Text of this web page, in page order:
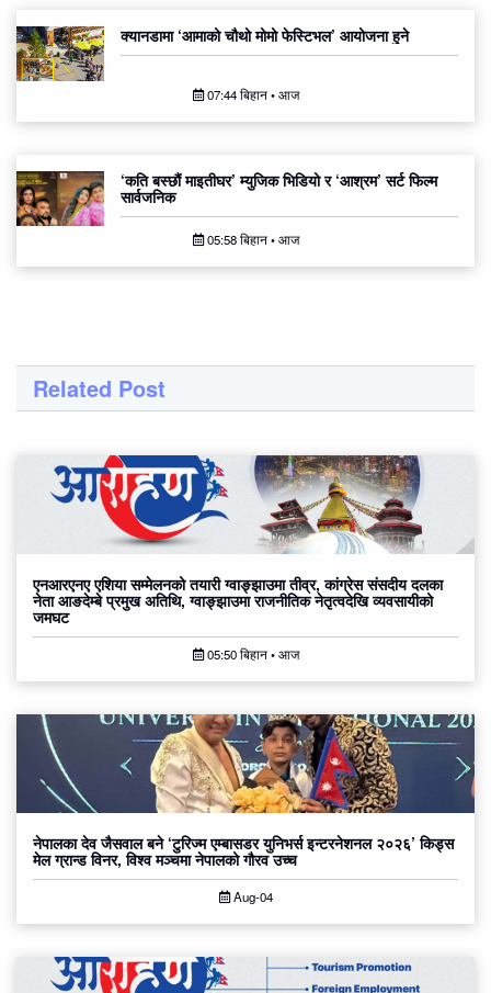
क्यानडामा ‘आमाको चौथो मोमो फेस्टिभल’ आयोजना हुने
07:44 बिहान • आज
‘कति बस्छौं माइतीघर’ म्युजिक भिडियो र ‘आश्रम’ सर्ट फिल्म
सार्वजनिक
05:58 बिहान • आज
Related Post
एनआरएनए एशिया सम्मेलनको तयारी ग्वाङ्झाउमा तीव्र, कांग्रेस संसदीय दलका
नेता आङदेम्बे प्रमुख अतिथि, ग्वाङ्झाउमा राजनीतिक नेतृत्वदेखि व्यवसायीको
जमघट
05:50 बिहान • आज
नेपालका देव जैसवाल बने ‘टुरिज्म एम्बासडर युनिभर्स इन्टरनेशनल २०२६’ किड्स
मेल ग्रान्ड विनर, विश्व मञ्चमा नेपालको गौरव उच्च
Aug-04